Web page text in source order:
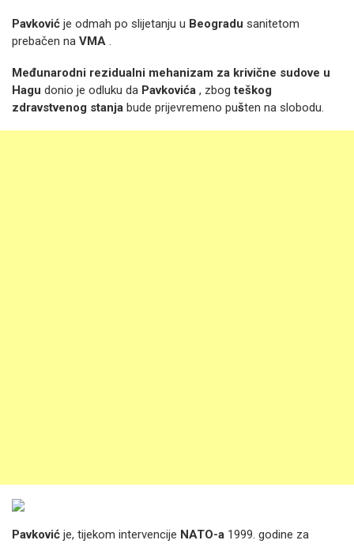
Pavković je odmah po slijetanju u Beogradu sanitetom
prebačen na VMA .
Međunarodni rezidualni mehanizam za krivične sudove u
Hagu donio je odluku da Pavkovića , zbogteškog
zdravstvenog stanja bude prijevremeno pušten na slobodu.
Pavković je, tijekom intervencije NATO-a 1999. godine za